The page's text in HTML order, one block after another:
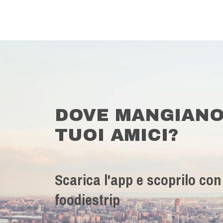
DOVE
TUOI AMICI?
Scarica l'app e scoprilo con
foodiestrip